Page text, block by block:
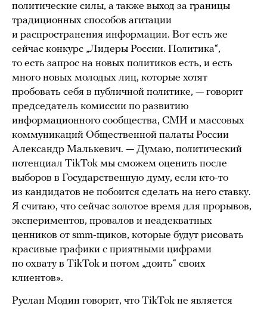
политические силы, а также выход за границы
традиционных способов агитации
и распространения информации. Вот есть же
сейчас конкурс „Лидеры России. Политика“,
то есть запрос на новых политиков есть, и есть
много новых молодых лиц, которые хотят
пробовать себя в публичной политике, — говорит
председатель комиссии по развитию
информационного сообщества, СМИ и массовых
коммуникаций Общественной палаты России
Александр Малькевич. — Думаю, политический
потенциал TikTok мы сможем оценить после
выборов в Государственную думу, если кто-то
из кандидатов не побоится сделать на него ставку.
Я считаю, что сейчас золотое время для прорывов,
экспериментов, провалов и неадекватных
ценников от smm-щиков, которые будут рисовать
красивые графики с приятными цифрами
по охвату в TikTok и потом „доить“ своих
клиентов».
Руслан Модин говорит, что TikTok не является